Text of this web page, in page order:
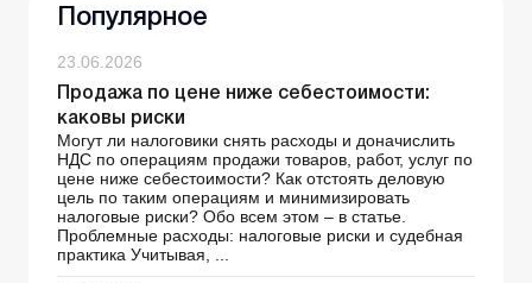
Популярное
23.06.2026
Продажа по цене ниже себестоимости:
каковы риски
Могут ли налоговики снять расходы и доначислить
НДС по операциям продажи товаров, работ, услуг по
цене ниже себестоимости? Как отстоять деловую
цель по таким операциям и минимизировать
налоговые риски? Обо всем этом – в статье.
Проблемные расходы: налоговые риски и судебная
практика Учитывая, ...